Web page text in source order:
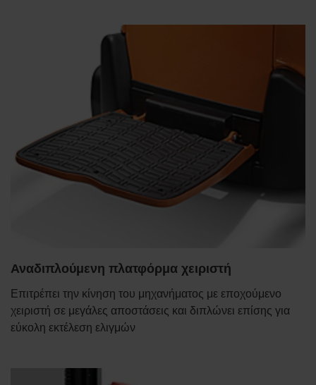
Αναδιπλούμενη πλατφόρμα χειριστή
Επιτρέπει την κίνηση του μηχανήματος με εποχούμενο
χειριστή σε μεγάλες αποστάσεις και διπλώνει επίσης για
εύκολη εκτέλεση ελιγμών